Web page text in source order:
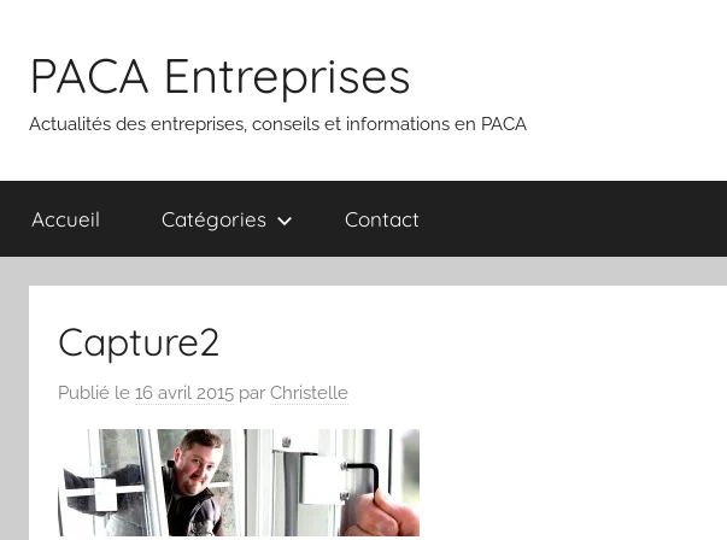
contenu
PACA Entreprises
Actualités des entreprises, conseils et informations en PACA
Accueil Catégories Contact
Capture2
Publié le 16 avril 2015 par Christelle